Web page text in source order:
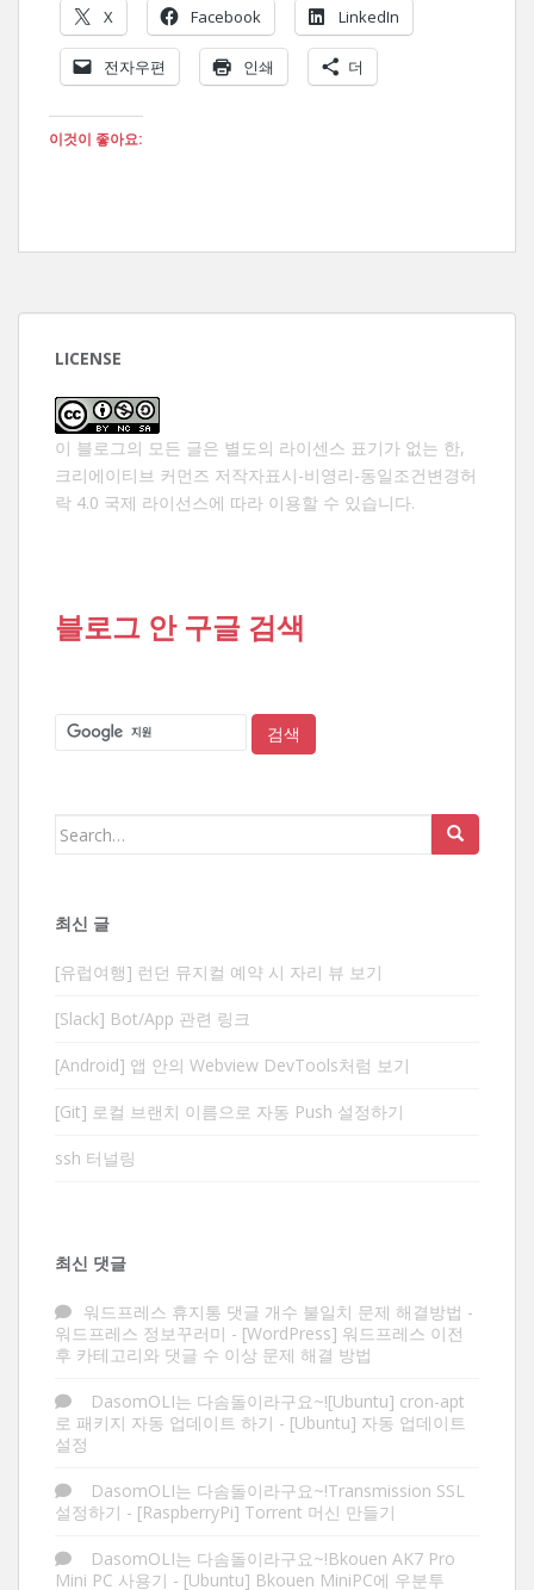
X Facebook LinkedIn
전자우편 인쇄 더
이것이 좋아요:
LICENSE
이 블로그의 모든 글은 별도의 라이센스 표기가 없는 한,
크리에이티브 커먼즈 저작자표시-비영리-동일조건변경허
락 4.0 국제 라이선스에 따라 이용할 수 있습니다.
블로그 안 구글 검색
Search
최신 글
[유럽여행] 런던 뮤지컬 예약 시 자리 뷰 보기
[Slack] Bot/App 관련 링크
[Android] 앱 안의 Webview DevTools처럼 보기
[Git] 로컬 브랜치 이름으로 자동 Push 설정하기
ssh 터널링
최신 댓글
워드프레스 휴지통 댓글 개수 불일치 문제 해결방법 -
워드프레스 정보꾸러미 - [WordPress] 워드프레스 이전
후 카테고리와 댓글 수 이상 문제 해결 방법
DasomOLI는 다솜돌이라구요~![Ubuntu] cron-apt
로 패키지 자동 업데이트 하기 - [Ubuntu] 자동 업데이트
설정
DasomOLI는 다솜돌이라구요~!Transmission SSL
설정하기 - [RaspberryPi] Torrent 머신 만들기
DasomOLI는 다솜돌이라구요~!Bkouen AK7 Pro
Mini PC 사용기 - [Ubuntu] Bkouen MiniPC에 우분투